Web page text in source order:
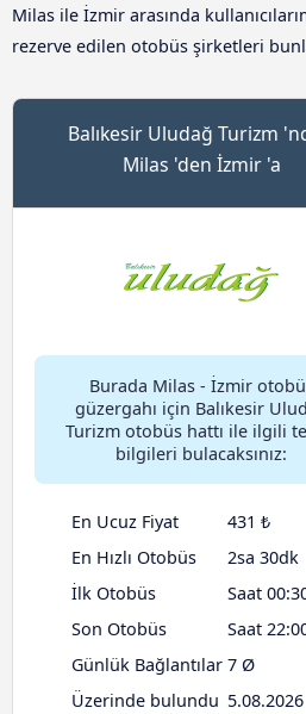
Milas ile İzmir arasında
rezerve edilen otobüs şirketleri
Balıkesir Uludağ Turizm
Milas 'den İzmir 'a
Burada Milas - İzmir
güzergahı için Balıkesir
Turizm otobüs hattı ile ilgili
bilgileri bulacaksınız:
En Ucuz Fiyat
431 ₺
En Hızlı Otobüs
2sa 30dk
İlk Otobüs
Saat
Son Otobüs
Saat
Günlük Bağlantılar 7 Ø
Üzerinde bulundu 5.08.2026